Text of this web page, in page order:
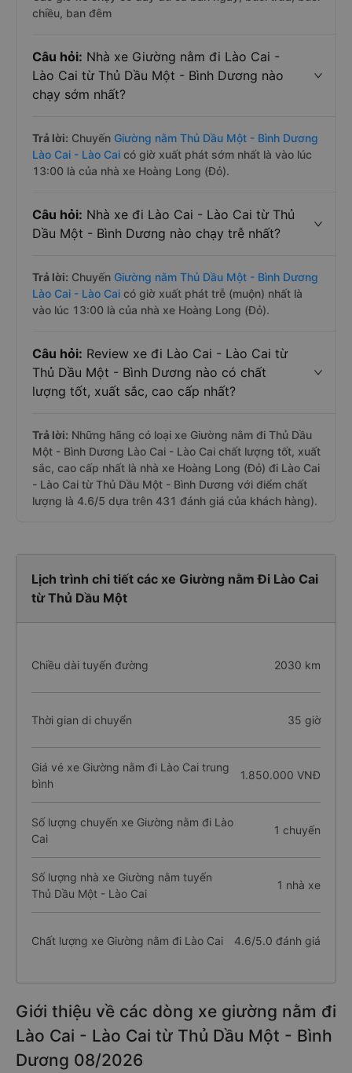
chiều, ban đêm
Câu hỏi: Nhà xe Giường nằm đi Lào Cai -
Lào Cai từ Thủ Dầu Một - Bình Dương nào
chạy sớm nhất?
Trả lời: Chuyến Giường nằm Thủ Dầu Một - Bình Dương
Lào Cai - Lào Cai có giờ xuất phát sớm nhất là vào lúc
13:00 là của nhà xe Hoàng Long (Đỏ).
Câu hỏi: Nhà xe đi Lào Cai - Lào Cai từ Thủ
Dầu Một - Bình Dương nào chạy trễ nhất?
Trả lời: Chuyến Giường nằm Thủ Dầu Một - Bình Dương
Lào Cai - Lào Cai có giờ xuất phát trễ (muộn) nhất là
vào lúc 13:00 là của nhà xe Hoàng Long (Đỏ).
Câu hỏi: Review xe đi Lào Cai - Lào Cai từ
Thủ Dầu Một - Bình Dương nào có chất
lượng tốt, xuất sắc, cao cấp nhất?
Trả lời: Những hãng có loại xe Giường nằm đi Thủ Dầu
Một - Bình Dương Lào Cai - Lào Cai chất lượng tốt, xuất
sắc, cao cấp nhất là nhà xe Hoàng Long (Đỏ) đi Lào Cai
- Lào Cai từ Thủ Dầu Một - Bình Dương với điểm chất
lượng là 4.6/5 dựa trên 431 đánh giá của khách hàng).
Lịch trình chi tiết các xe Giường nằm Đi Lào Cai
từ Thủ Dầu Một
Chiều dài tuyến đường 2030 km
Thời gian di chuyển 35 giờ
Giá vé xe Giường nằm đi Lào Cai trung
bình
1.850.000 VNĐ
Số lượng chuyến xe Giường nằm đi Lào
Cai
1 chuyến
Số lượng nhà xe Giường nằm tuyến
Thủ Dầu Một - Lào Cai
1 nhà xe
Chất lượng xe Giường nằm đi Lào Cai 4.6/5.0 đánh giá
Giới thiệu về các dòng xe giường nằm đi
Lào Cai - Lào Cai từ Thủ Dầu Một - Bình
Dương 08/2026